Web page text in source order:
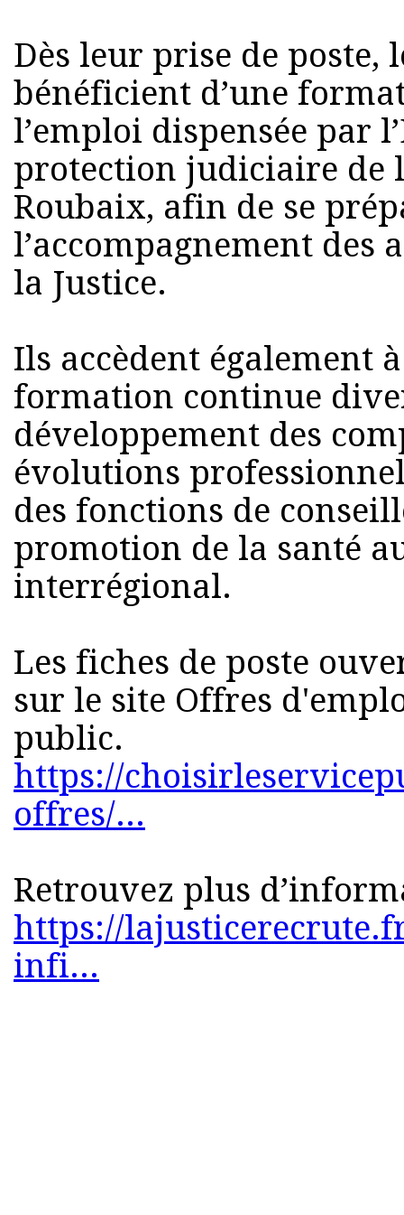
Dès leur prise de
bénéficient d’une
l’emploi dispensée par
protection judiciaire de
Roubaix, afin de se
l’accompagnement des
la Justice.
Ils accèdent également
formation continue
développement des
évolutions
des fonctions de
promotion de la santé
interrégional.
Les fiches de poste
sur le site Offres
public.
https://
offres/...
Retrouvez plus
https://
infi...